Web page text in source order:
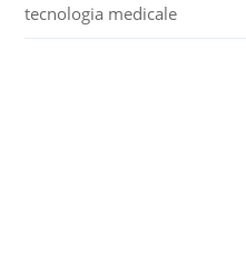
tecnologia medicale